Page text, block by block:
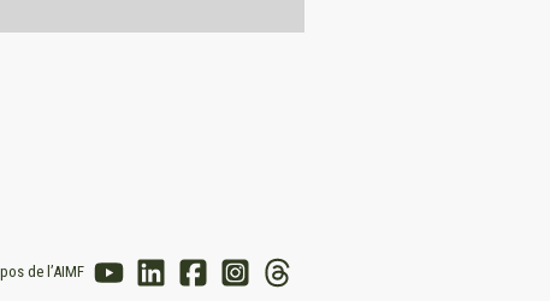
de l’AIMF